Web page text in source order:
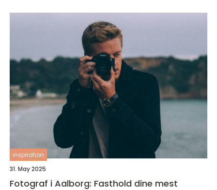
inspiration
31. May 2025
Fotograf i Aalborg: Fasthold dine mest